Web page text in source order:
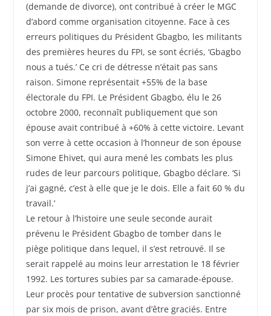
(demande de divorce), ont contribué à créer le MGC
d’abord comme organisation citoyenne. Face à ces
erreurs politiques du Président Gbagbo, les militants
des premières heures du FPI, se sont écriés, ‘Gbagbo
nous a tués.’ Ce cri de détresse n’était pas sans
raison. Simone représentait +55% de la base
électorale du FPI. Le Président Gbagbo, élu le 26
octobre 2000, reconnaît publiquement que son
épouse avait contribué à +60% à cette victoire. Levant
son verre à cette occasion à l’honneur de son épouse
Simone Ehivet, qui aura mené les combats les plus
rudes de leur parcours politique, Gbagbo déclare. ‘Si
j’ai gagné, c’est à elle que je le dois. Elle a fait 60 % du
travail.’
Le retour à l’histoire une seule seconde aurait
prévenu le Président Gbagbo de tomber dans le
piège politique dans lequel, il s’est retrouvé. Il se
serait rappelé au moins leur arrestation le 18 février
1992. Les tortures subies par sa camarade-épouse.
Leur procès pour tentative de subversion sanctionné
par six mois de prison, avant d’être graciés. Entre